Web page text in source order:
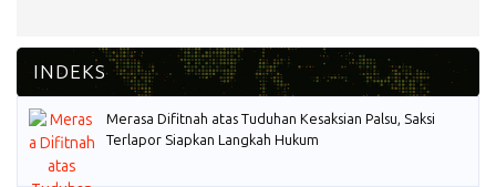
Merasa Difitnah atas Tuduhan Kesaksian Palsu, Saksi
Terlapor Siapkan Langkah Hukum